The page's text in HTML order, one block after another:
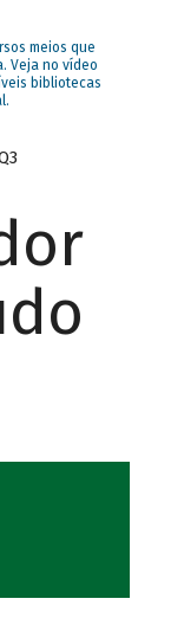
meios que
Veja no vídeo
bibliotecas